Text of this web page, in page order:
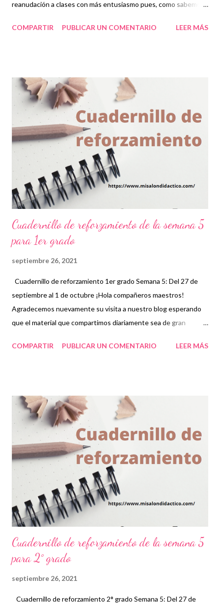
reanudación a clases con más entusiasmo pues, como sabemos,
todos los niños. 🙌 Agradecemos con mucho entusiasmo a los
👇 Cuadernillo de reyes magos ¡Gracias por tu visita! 😉 No
olvides compartir nuestra página y seguirnos en Facebook para
más contenido educativo 👉 Salón didáctico Además, puedes
unirte a nuestro grupo donde se comparte gran variedad de
material didáctico 👉 Grupo de Facebook También te puede
interesar: Propuesta de lectoescritura con el método minjares
Cuaderno de actividades lúdicas - matemáticas Blog salón
didáctico
COMPARTIR PUBLICAR UN COMENTARIO LEER MÁS
Cuadernillo de reforzamiento de la semana 5
para 1er grado
septiembre 26, 2021
Cuadernillo de reforzamiento 1er grado Semana 5: Del 27 de
septiembre al 1 de octubre ¡Hola compañeros maestros!
Agradecemos nuevamente su visita a nuestro blog esperando
que el material que compartimos diariamente sea de gran
los niños podrán revisar los contenidos básicos que servirán
importancia debido a que existe un alto nivel de rezago a nivel
nacional por las pocas posibilidades que tuvieron muchos niños
al no llevar sus clases de forma coordinada. En este cuadernillo
podrán encontrar actividades acorde a cada asignatura como
español, matemáticas, ciencias naturales, geografía, historia y
formación cívica y ética. Sin duda este material les ayudará a
reforzar los conocimientos ...
COMPARTIR PUBLICAR UN COMENTARIO LEER MÁS
Cuadernillo de reforzamiento de la semana 5
para 2° grado
septiembre 26, 2021
Cuadernillo de reforzamiento 2° grado Semana 5: Del 27 de